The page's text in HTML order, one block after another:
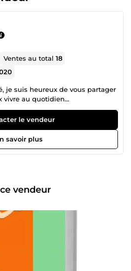
Ventes au total18
je suis heureux de vous partager
vivre au quotidien...
le vendeur
savoir plus
vendeur